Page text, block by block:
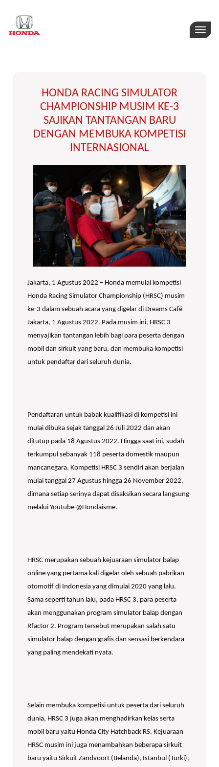
Toggle
HONDA RACING SIMULATOR
CHAMPIONSHIP MUSIM KE-3
SAJIKAN TANTANGAN BARU
DENGAN MEMBUKA KOMPETISI
INTERNASIONAL
Jakarta, 1 Agustus 2022 – Honda memulai kompetisi
Honda Racing Simulator Championship (HRSC) musim
ke-3 dalam sebuah acara yang digelar di Dreams Café
Jakarta, 1 Agustus 2022. Pada musim ini, HRSC 3
menyajikan tantangan lebih bagi para peserta dengan
mobil dan sirkuit yang baru, dan membuka kompetisi
untuk pendaftar dari seluruh dunia.
Pendaftaran untuk babak kualifikasi di kompetisi ini
mulai dibuka sejak tanggal 26 Juli 2022 dan akan
ditutup pada 18 Agustus 2022. Hingga saat ini, sudah
terkumpul sebanyak 118 peserta domestik maupun
mancanegara. Kompetisi HRSC 3 sendiri akan berjalan
mulai tanggal 27 Agustus hingga 26 November 2022,
dimana setiap serinya dapat disaksikan secara langsung
melalui Youtube @Hondaisme.
HRSC merupakan sebuah kejuaraan simulator balap
online yang pertama kali digelar oleh sebuah pabrikan
otomotif di Indonesia yang dimulai 2020 yang lalu.
Sama seperti tahun lalu, pada HRSC 3, para peserta
akan menggunakan program simulator balap dengan
Rfactor 2. Program tersebut merupakan salah satu
simulator balap dengan grafis dan sensasi berkendara
yang paling mendekati nyata.
Selain membuka kompetisi untuk peserta dari seluruh
dunia, HRSC 3 juga akan menghadirkan kelas serta
mobil baru yaitu Honda City Hatchback RS. Kejuaraan
HRSC musim ini juga menambahkan beberapa sirkuit
baru yaitu Sirkuit Zandvoort (Belanda), Istanbul (Turki),